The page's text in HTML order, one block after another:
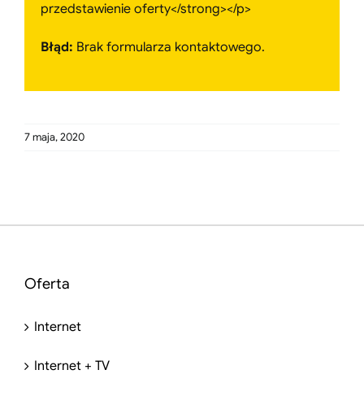
przedstawienie oferty</strong></p>
Błąd: Brak formularza kontaktowego.
7 maja, 2020
Oferta
Internet
Internet + TV